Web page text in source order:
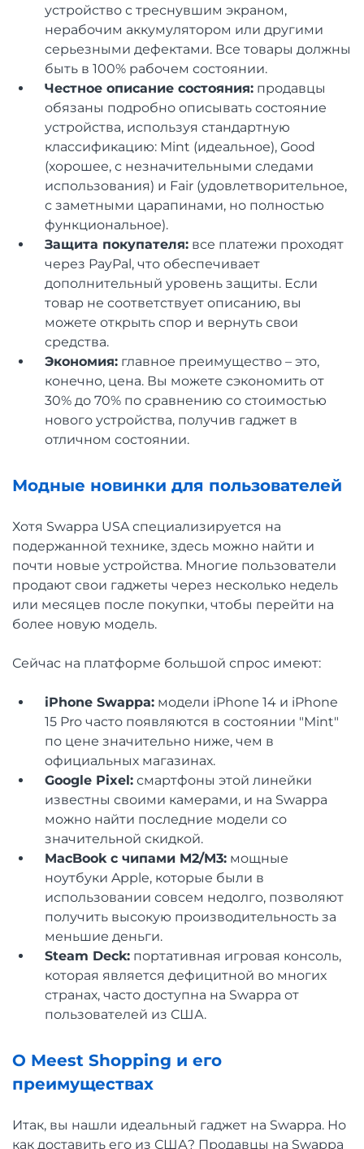
устройство с треснувшим экраном,
нерабочим аккумулятором или другими
серьезными дефектами. Все товары должны
быть в 100% рабочем состоянии.
Честное описание состояния: продавцы
обязаны подробно описывать состояние
устройства, используя стандартную
классификацию: Mint (идеальное), Good
(хорошее, с незначительными следами
использования) и Fair (удовлетворительное,
с заметными царапинами, но полностью
функциональное).
Защита покупателя: все платежи проходят
через PayPal, что обеспечивает
дополнительный уровень защиты. Если
товар не соответствует описанию, вы
можете открыть спор и вернуть свои
средства.
Экономия: главное преимущество – это,
конечно, цена. Вы можете сэкономить от
30% до 70% по сравнению со стоимостью
нового устройства, получив гаджет в
отличном состоянии.
Модные новинки для пользователей
Хотя Swappa USA специализируется на
подержанной технике, здесь можно найти и
почти новые устройства. Многие пользователи
продают свои гаджеты через несколько недель
или месяцев после покупки, чтобы перейти на
более новую модель.
Сейчас на платформе большой спрос имеют:
iPhone Swappa: модели iPhone 14 и iPhone
15 Pro часто появляются в состоянии "Mint"
по цене значительно ниже, чем в
официальных магазинах.
Google Pixel: смартфоны этой линейки
известны своими камерами, и на Swappa
можно найти последние модели со
значительной скидкой.
MacBook с чипами M2/M3: мощные
ноутбуки Apple, которые были в
использовании совсем недолго, позволяют
получить высокую производительность за
меньшие деньги.
Steam Deck: портативная игровая консоль,
которая является дефицитной во многих
странах, часто доступна на Swappa от
пользователей из США.
О Meest Shopping и его
преимуществах
Итак, вы нашли идеальный гаджет на Swappa. Но
как доставить его из США? Продавцы на Swappa